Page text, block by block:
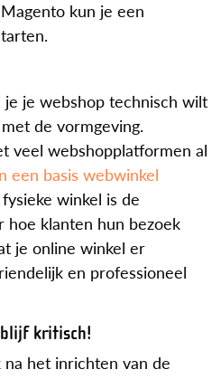
kun je een
je webshop technisch wilt
de vormgeving.
veel webshopplatformen al
een basis webwinkel
winkel is de
hoe klanten hun bezoek
je online winkel er
en professioneel
blijf kritisch!
het inrichten van de